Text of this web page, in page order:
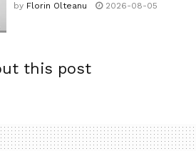
by Florin Olteanu 2026-08-05
this post